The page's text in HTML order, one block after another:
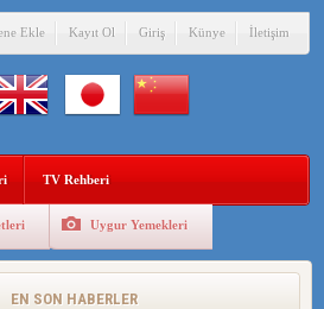
Ekle Kayıt Ol Giriş Künye İletişim
TV Rehberi
Uygur Yemekleri
EN SON HABERLER